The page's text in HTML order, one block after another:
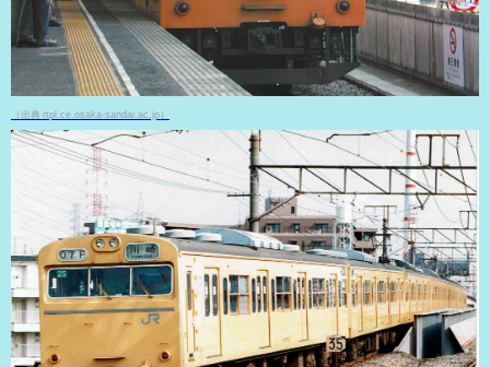
（出典 rtpl.ce.osaka-sandai.ac.jp）